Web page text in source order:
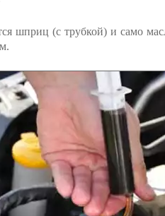
шприц (с трубкой) и само